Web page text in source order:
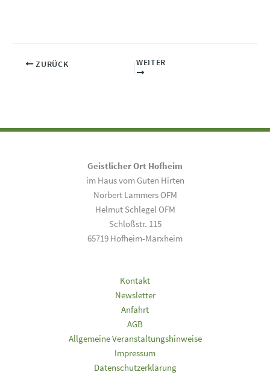
ZURÜCK WEITER
Geistlicher Ort Hofheim
im Haus vom Guten Hirten
Norbert Lammers OFM
Helmut Schlegel OFM
Schloßstr. 115
65719 Hofheim-Marxheim
Kontakt
Newsletter
Anfahrt
AGB
Allgemeine Veranstaltungshinweise
Impressum
Datenschutzerklärung